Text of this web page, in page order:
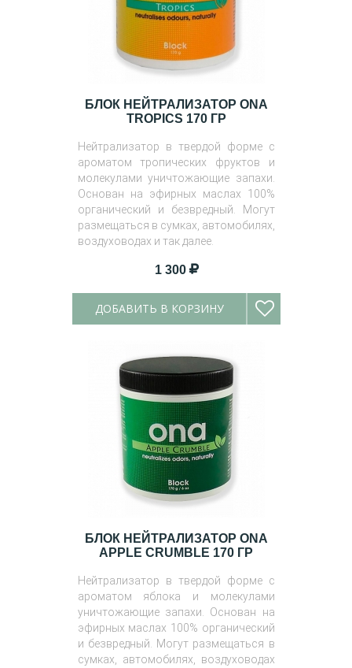
БЛОК НЕЙТРАЛИЗАТОР ONA
TROPICS 170 ГР
Нейтрализатор в твердой форме с
ароматом тропических фруктов и
молекулами уничтожающие запахи.
Основан на эфирных маслах 100%
органический и безвредный. Могут
размещаться в сумках, автомобилях,
воздуховодах и так далее.
1 300
ДОБАВИТЬ В КОРЗИНУ
БЛОК НЕЙТРАЛИЗАТОР ONA
APPLE CRUMBLE 170 ГР
Нейтрализатор в твердой форме с
ароматом яблока и молекулами
уничтожающие запахи. Основан на
эфирных маслах 100% органический
и безвредный. Могут размещаться в
сумках, автомобилях, воздуховодах